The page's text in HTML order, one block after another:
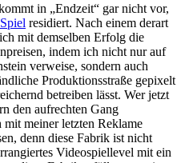
in „Endzeit“ gar nicht vor,
residiert. Nach einem derart
mit demselben Erfolg die
indem ich nicht nur auf
verweise, sondern auch
Produktionsstraße gepixelt
betreiben lässt. Wer jetzt
den aufrechten Gang
meiner letzten Reklame
denn diese Fabrik ist nicht
Videospiellevel mit ein